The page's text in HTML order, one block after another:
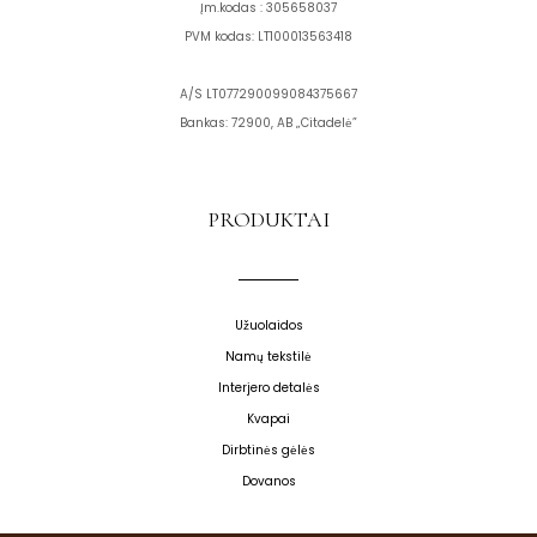
Įm.kodas : 305658037
PVM kodas: LT100013563418
A/S LT077290099084375667
Bankas: 72900, AB „Citadelė”
PRODUKTAI
Užuolaidos
Namų tekstilė
Interjero detalės
Kvapai
Dirbtinės gėlės
Dovanos